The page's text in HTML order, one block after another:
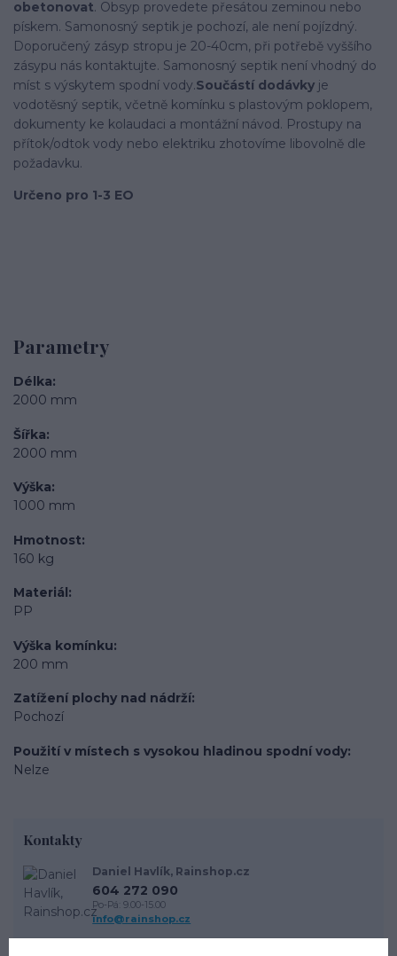
obetonovat. Obsyp provedete přesátou zeminou nebo
pískem. Samonosný septik je pochozí, ale není pojízdný.
Doporučený zásyp stropu je 20-40cm, při potřebě vyššího
zásypu nás kontaktujte. Samonosný septik není vhodný do
míst s výskytem spodní vody.Součástí dodávky je
vodotěsný septik, včetně komínku s plastovým poklopem,
dokumenty ke kolaudaci a montážní návod. Prostupy na
přítok/odtok vody nebo elektriku zhotovíme libovolně dle
požadavku.
Určeno pro 1-3 EO
Parametry
Délka
2000 mm
Šířka
2000 mm
Výška
1000 mm
Hmotnost
160 kg
Materiál
PP
Výška komínku
200 mm
Zatížení plochy nad nádrží
Pochozí
Použití v místech s vysokou hladinou spodní vody
Nelze
Kontakty
Daniel Havlík, Rainshop.cz
604 272 090
Po-Pá: 9.00-15.00
info@rainshop.cz